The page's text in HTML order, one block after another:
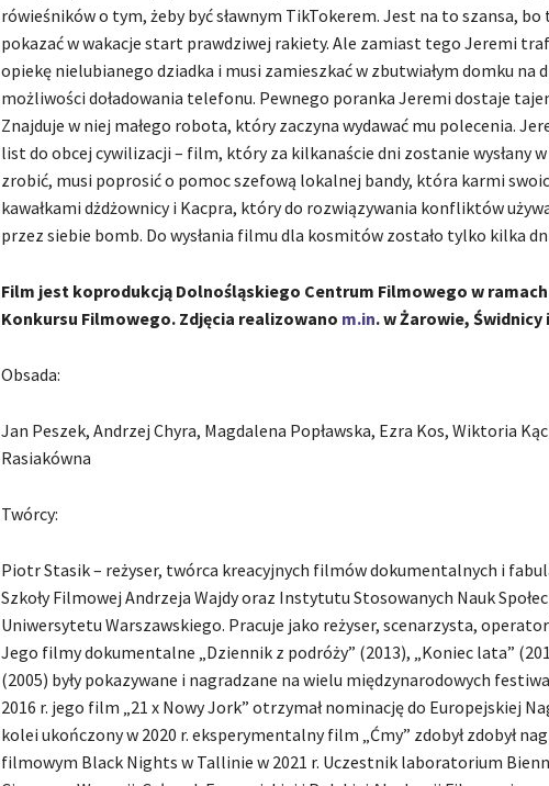
rówieśników o tym, żeby być sławnym TikTokerem. Jest na to szansa, bo
pokazać w wakacje start prawdziwej rakiety. Ale zamiast tego Jeremi
opiekę nielubianego dziadka i musi zamieszkać w zbutwiałym domku na
możliwości doładowania telefonu. Pewnego poranka Jeremi dostaje
Znajduje w niej małego robota, który zaczyna wydawać mu polecenia.
list do obcej cywilizacji – film, który za kilkanaście dni zostanie wysłany
zrobić, musi poprosić o pomoc szefową lokalnej bandy, która karmi
kawałkami dżdżownicy i Kacpra, który do rozwiązywania konfliktów
przez siebie bomb. Do wysłania filmu dla kosmitów zostało tylko kilka
Film jest koprodukcją Dolnośląskiego Centrum Filmowego w
Konkursu Filmowego. Zdjęcia realizowano m.in. w Żarowie, Świdnicy
Obsada:
Jan Peszek, Andrzej Chyra, Magdalena Popławska, Ezra Kos, Wiktoria
Rasiakówna
Twórcy:
Piotr Stasik – reżyser, twórca kreacyjnych filmów dokumentalnych i
Szkoły Filmowej Andrzeja Wajdy oraz Instytutu Stosowanych Nauk
Uniwersytetu Warszawskiego. Pracuje jako reżyser, scenarzysta,
Jego filmy dokumentalne „Dziennik z podróży” (2013), „Koniec lata”
(2005) były pokazywane i nagradzane na wielu międzynarodowych
2016 r. jego film „21 x Nowy Jork” otrzymał nominację do Europejskiej
kolei ukończony w 2020 r. eksperymentalny film „Ćmy” zdobył zdobył
filmowym Black Nights w Tallinie w 2021 r. Uczestnik laboratorium